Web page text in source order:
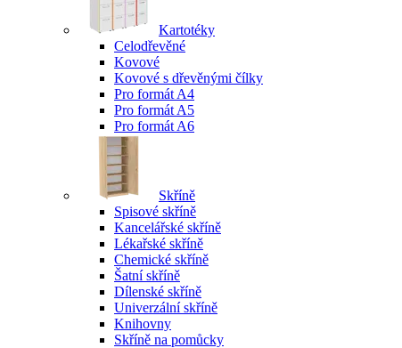
Kartotéky
Celodřevěné
Kovové
Kovové s dřevěnými čílky
Pro formát A4
Pro formát A5
Pro formát A6
Skříně
Spisové skříně
Kancelářské skříně
Lékařské skříně
Chemické skříně
Šatní skříně
Dílenské skříně
Univerzální skříně
Knihovny
Skříně na pomůcky